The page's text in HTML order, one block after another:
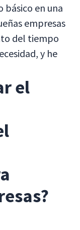
en una
empresas
del tiempo
y he
el